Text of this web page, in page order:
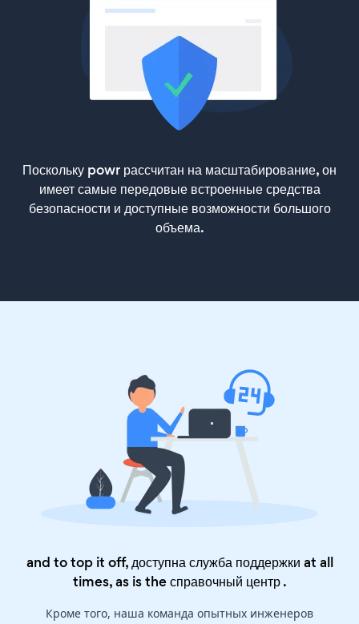
Поскольку powr рассчитан на масштабирование, он
имеет самые передовые встроенные средства
безопасности и доступные возможности большого
объема.
and to top it off, доступна служба поддержки at all
times, as is theсправочный центр.
Кроме того, наша команда опытных инженеров